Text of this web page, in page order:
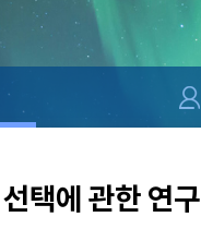
택에 관한 연구